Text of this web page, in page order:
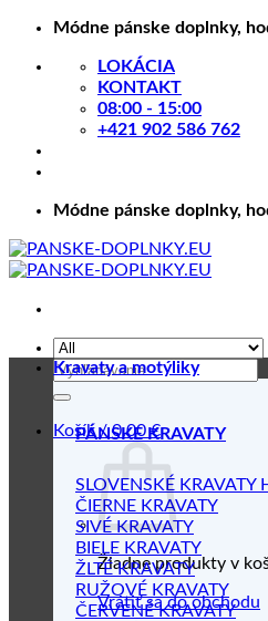
Skip
content
Módne pánske doplnky,
LOKÁCIA
KONTAKT
08:00 - 15:00
+421 902 586 762
Módne pánske doplnky,
Hľadať:
Košík /0.00€
Žiadne produkty v
Vrátiť sa do obchodu
Kravaty a motýliky
PÁNSKE KRAVATY
SLOVENSKÉ KRAVATY
ČIERNE KRAVATY
SIVÉ KRAVATY
BIELE KRAVATY
ŽLTÉ KRAVATY
RUŽOVÉ KRAVATY
ČERVENÉ KRAVATY